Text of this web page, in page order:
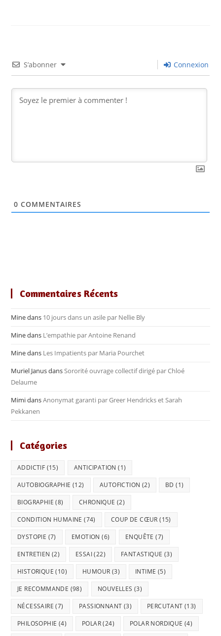
S’abonner Connexion
0 COMMENTAIRES
Commentaires Récents
Minedans 10 jours dans un asile par Nellie Bly
Minedans L’empathie par Antoine Renand
Minedans Les Impatients par Maria Pourchet
Muriel JanusdansSororité ouvrage collectif dirigé par Chloé
Delaume
MimidansAnonymat garanti par Greer Hendricks et Sarah
Pekkanen
Catégories
ADDICTIF (15) ANTICIPATION (1)
AUTOBIOGRAPHIE (12) AUTOFICTION (2) BD (1)
BIOGRAPHIE (8) CHRONIQUE (2)
CONDITION HUMAINE (74) COUP DE CŒUR (15)
DYSTOPIE (7) EMOTION (6) ENQUÊTE (7)
ENTRETIEN (2) ESSAI(22) FANTASTIQUE (3)
HISTORIQUE (10) HUMOUR (3) INTIME (5)
JE RECOMMANDE (98) NOUVELLES (3)
NÉCESSAIRE (7) PASSIONNANT (3) PERCUTANT (13)
PHILOSOPHIE (4) POLAR(24) POLAR NORDIQUE (4)